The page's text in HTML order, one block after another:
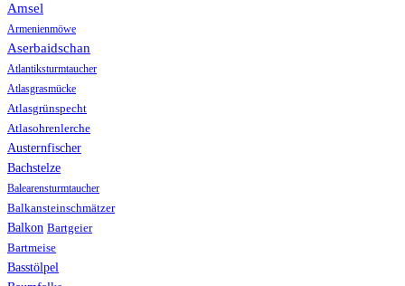
Amsel
Armenienmöwe
Aserbaidschan
Atlantiksturmtaucher
Atlasgrasmücke
Atlasgrünspecht
Atlasohrenlerche
Austernfischer
Bachstelze
Balearensturmtaucher
Balkansteinschmätzer
Balkon Bartgeier
Bartmeise
Basstölpel